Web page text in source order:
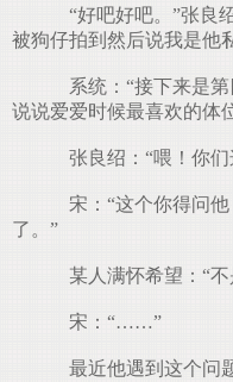
“好吧好吧。”张良
被狗仔拍到然后说我是他
系统：“接下来是第
说说爱爱时候最喜欢的体
张良绍：“喂！你
宋：“这个你得问他
了。”
某人满怀希望：“不
宋：“……”
最近他遇到这个问